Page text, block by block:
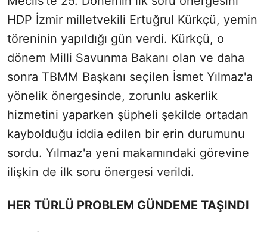
HDP İzmir milletvekili Ertuğrul Kürkçü, yemin
töreninin yapıldığı gün verdi. Kürkçü, o
dönem Milli Savunma Bakanı olan ve daha
sonra TBMM Başkanı seçilen İsmet Yılmaz'a
yönelik önergesinde, zorunlu askerlik
hizmetini yaparken şüpheli şekilde ortadan
kaybolduğu iddia edilen bir erin durumunu
sordu. Yılmaz'a yeni makamındaki görevine
ilişkin de ilk soru önergesi verildi.
HER TÜRLÜ PROBLEM GÜNDEME TAŞINDI